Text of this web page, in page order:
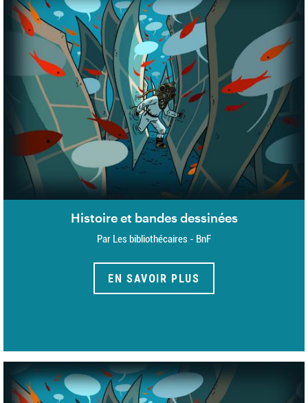
Histoire et bandes dessinées
Par Les bibliothécaires - BnF
EN SAVOIR PLUS